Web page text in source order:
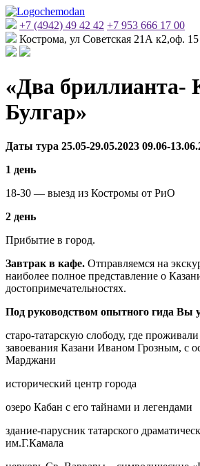
+7 (4942) 49 42 42 +7 953 666 17 00
Кострома, ул Советская 21А к2,оф. 15
«Два бриллианта-
Булгар»
Даты тура 25.05-29.05.2023 09.06-
1 день
18-30 — выезд из Костромы от РиО
2 день
Прибытие в город.
Завтрак в кафе. Отправляемся на
наиболее полное представление о
достопримечательностях.
Под руководством опытного гида Вы
старо-татарскую слободу, где
завоевания Казани Иваном Грозным, с
Марджани
исторический центр города
озеро Кабан с его тайнами и легендами
здание-парусник татарского
им.Г.Камала